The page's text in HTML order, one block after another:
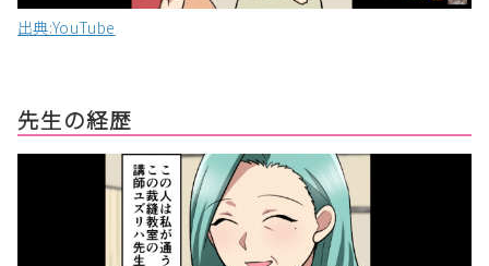
出典:YouTube
先生の経歴